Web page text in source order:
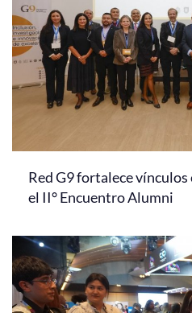
Red G9 fortalece vínculos
el II° Encuentro Alumni